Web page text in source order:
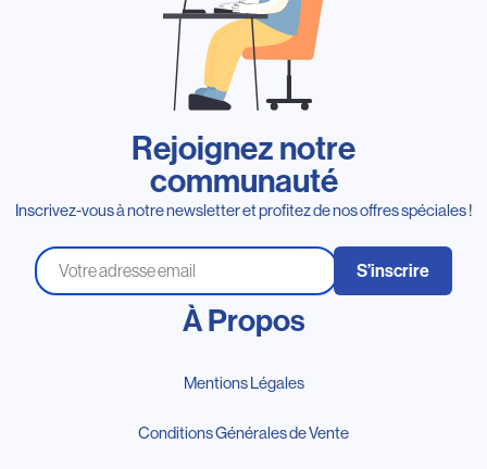
Rejoignez notre
communauté
Inscrivez-vous à notre newsletter et profitez de nos offres spéciales !
S’inscrire
À Propos
Mentions Légales
Conditions Générales de Vente